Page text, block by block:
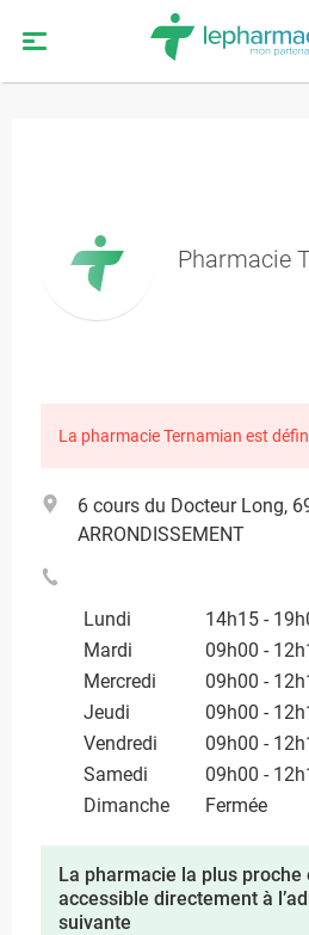
Pharmacie
La pharmacie Ternamian est
6 cours du Docteur Long,
ARRONDISSEMENT
Lundi
14h15 -
Mardi
09h00 -
Mercredi
09h00 -
Jeudi
09h00 -
Vendredi
09h00 -
Samedi
09h00 -
Dimanche
Fermée
La pharmacie la plus proche
accessible directement à
suivante